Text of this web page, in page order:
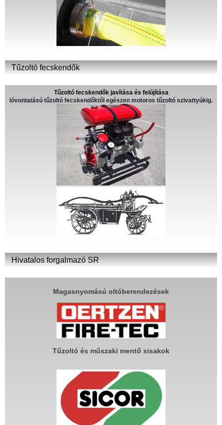
Tűzoltó fecskendők
Tűzoltó fecskendők javítása és felújítása
lóvontatású tűzoltó fecskendőktől egészen motoros tűzoltó szivattyúkig.
Hivatalos forgalmazó SR
Magasnyomású oltóberendezések
Tűzoltó és műszaki mentő sisakok